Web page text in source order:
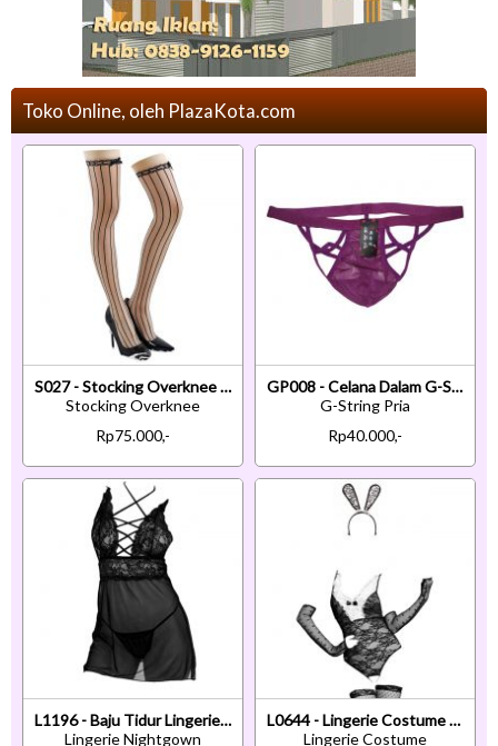
Toko Online, oleh PlazaKota.com
S027 - Stocking Overknee Krem Transparan Pita
Stocking Overknee
Rp75.000,-
GP008 - Celana Dalam G-String Pria Ungu Transparan
G-String Pria
Rp40.000,-
L1196 - Baju Tidur Lingerie Nightgown Sleepwear Midi Dress Hitam Transparan
Lingerie Nightgown
L0644 - Lingerie Costume Cosplay Playboy Bunny Kelinci Hitam Transparan Crotchless Bando Stocking
Lingerie Costume